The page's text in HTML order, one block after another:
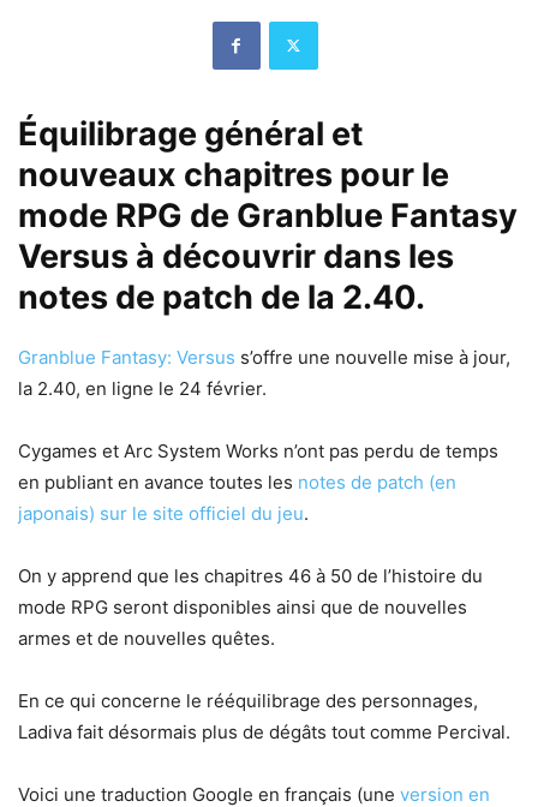
Équilibrage général et
nouveaux chapitres pour le
mode RPG de Granblue Fantasy
Versus à découvrir dans les
notes de patch de la 2.40.
Granblue Fantasy: Versus s’offre une nouvelle mise à jour,
la 2.40, en ligne le 24 février.
Cygames et Arc System Works n’ont pas perdu de temps
en publiant en avance toutes les notes de patch (en
japonais) sur le site officiel du jeu.
On y apprend que les chapitres 46 à 50 de l’histoire du
mode RPG seront disponibles ainsi que de nouvelles
armes et de nouvelles quêtes.
En ce qui concerne le rééquilibrage des personnages,
Ladiva fait désormais plus de dégâts tout comme Percival.
Voici une traduction Google en français (une version en